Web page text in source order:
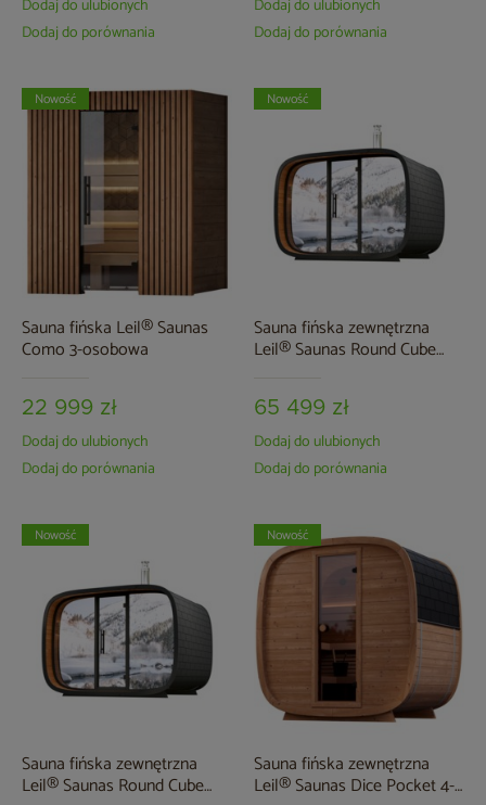
Dodaj do ulubionych
Dodaj do porównania
Dodaj do ulubionych
Dodaj do porównania
Sauna fińska Leil® Saunas
Como 3-osobowa
22 999 zł
Nowość
Dodaj do ulubionych
Dodaj do porównania
Sauna fińska zewnętrzna
Leil® Saunas Round Cube
65 499 zł
Nowość
Dodaj do ulubionych
Dodaj do porównania
Sauna fińska zewnętrzna
Leil® Saunas Round Cube
Nowość
Sauna fińska zewnętrzna
Leil® Saunas Dice Pocket 4-
Nowość